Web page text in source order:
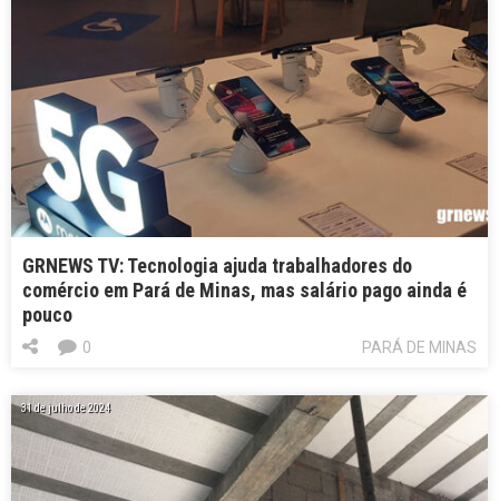
GRNEWS TV: Tecnologia ajuda trabalhadores do
comércio em Pará de Minas, mas salário pago ainda é
pouco
PARÁ DE MINAS
0
31 de julho de 2024